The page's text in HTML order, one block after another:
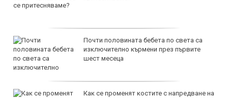
Почти половината бебета по света са
изключително кърмени през първите
шест месеца
Как се променят костите с напредване на